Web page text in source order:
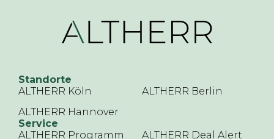
Standorte
ALTHERR Köln
ALTHERR Berlin
ALTHERR Hannover
Service
ALTHERR Programm
ALTHERR Deal Alert